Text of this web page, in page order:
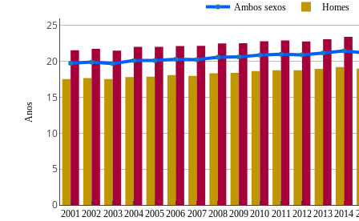
20012002 2003200420052006 2007200820092010 2011201220132014
0
5
10
15
20
25
Ambos sexos Homes
Anos